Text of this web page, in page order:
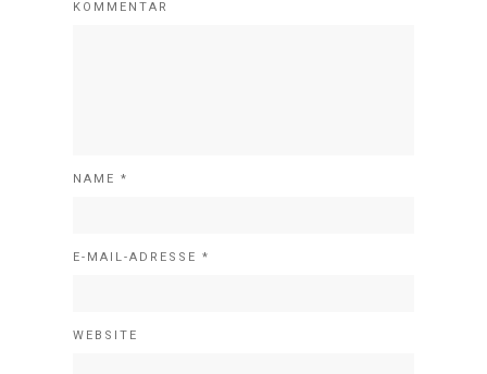
KOMMENTAR
NAME *
E-MAIL-ADRESSE *
WEBSITE